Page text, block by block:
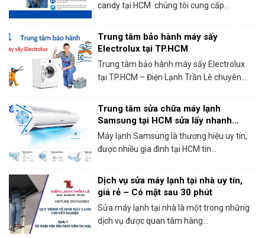
candy tại HCM chúng tôi cung cấp...
Trung tâm bảo hành máy sấy
Electrolux tại TP.HCM
Trung tâm bảo hành máy sấy Electrolux
tại TP.HCM – Điện Lạnh Trần Lê chuyên...
Trung tâm sửa chữa máy lạnh
Samsung tại HCM sửa lấy nhanh
trong ngày
Máy lạnh Samsung là thương hiệu uy tín,
được nhiều gia đình tại HCM tin...
Dịch vụ sửa máy lạnh tại nhà uy tín,
giá rẻ – Có mặt sau 30 phút
Sửa máy lạnh tại nhà là một trong những
dịch vụ được quan tâm hàng...